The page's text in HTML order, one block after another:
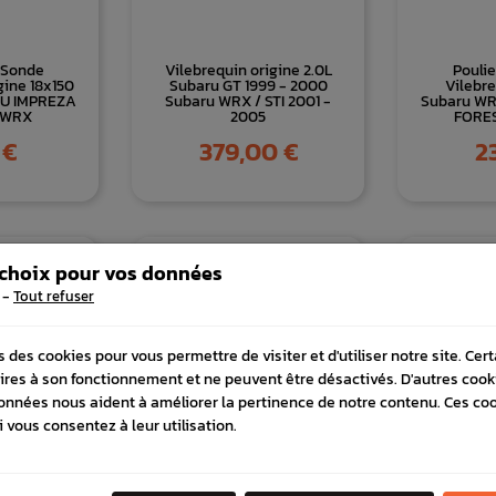
18x150
IMPREZA
Vilebrequin origine 2.0L
Subaru GT 1999 - 2000
Subaru WRX / STI 2001 -
2005
Prix
379,00 €
Subaru
pour vos données
- Tout refuser
des cookies pour vous permettre de visiter et d'utiliser notre site.
à son fonctionnement et ne peuvent être désactivés. D'autres
nous aident à améliorer la pertinence de notre contenu. Ces
vous consentez à leur utilisation.